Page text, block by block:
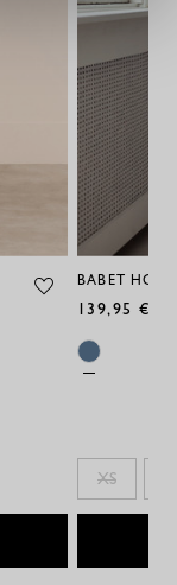
BABET
139,95 €
XS